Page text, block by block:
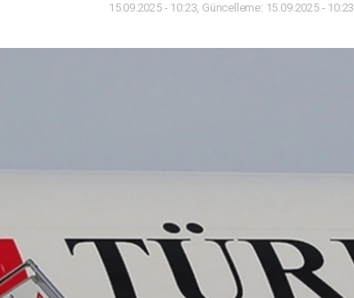
15.09.2025 - 10:23, Güncelleme: 15.09.2025 - 10:23